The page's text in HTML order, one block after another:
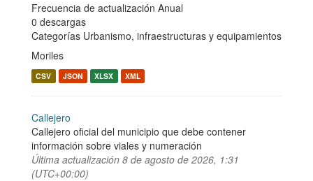
Frecuencia de actualización Anual
0 descargas
Categorías Urbanismo, infraestructuras y equipamientos
Moriles
CSV JSON XLSX XML
Callejero
Callejero oficial del municipio que debe contener
información sobre viales y numeración
Última actualización 8 de agosto de 2026, 1:31
(UTC+00:00)